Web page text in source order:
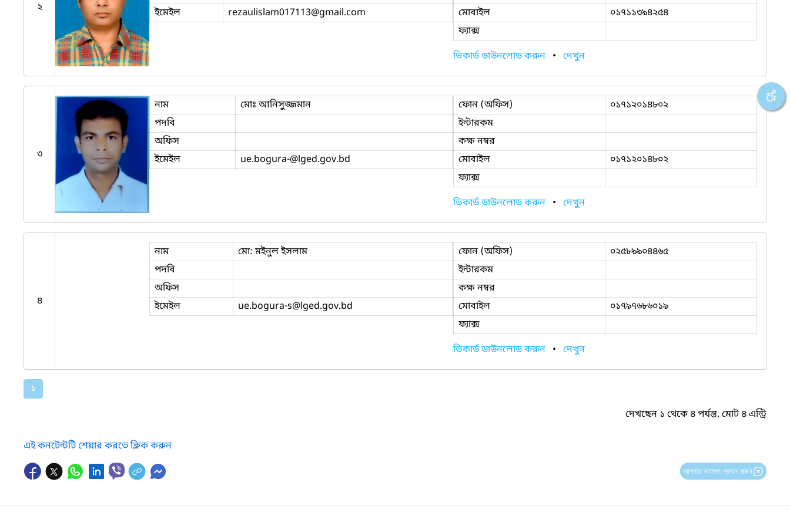
২
ইমেইল
rezaulislam017113@gmail.com
মোবাইল
০১৭১১৩৯৪২৫৪
ফ্যাক্স
ভিকার্ড ডাউনলোড করুন • দেখুন
৩
নাম
মোঃ আনিসুজ্জমান
পদবি
অফিস
ইমেইল
ue.bogura-@lged.gov.bd
ফোন (অফিস)
০১৭১২০১৪৮০২
ইন্টারকম
কক্ষ নম্বর
মোবাইল
০১৭১২০১৪৮০২
ফ্যাক্স
ভিকার্ড ডাউনলোড করুন • দেখুন
৪
নাম
মো: মইনুল ইসলাম
পদবি
অফিস
ইমেইল
ue.bogura-s@lged.gov.bd
ফোন (অফিস)
০২৫৮৯৯০৪৪৬৫
ইন্টারকম
কক্ষ নম্বর
মোবাইল
০১৭৯৭৬৮৬০১৯
ফ্যাক্স
ভিকার্ড ডাউনলোড করুন • দেখুন
১
দেখছেন ১ থেকে ৪ পর্যন্ত, মোট ৪ এন্ট্রি
এই কনটেন্টটি শেয়ার করতে ক্লিক করুন
আপনার মতামত প্রদান করুন